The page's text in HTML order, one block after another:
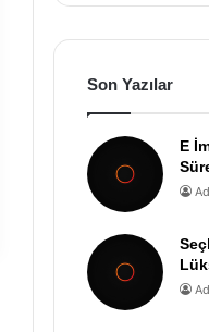
Son Yazılar
E